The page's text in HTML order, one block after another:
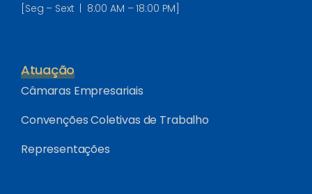
[Seg – Sext | 8:00 AM – 18:00 PM]
Atuação
Câmaras Empresariais
Convenções Coletivas de Trabalho
Representações